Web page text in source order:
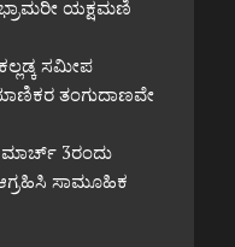
ಯಕ್ಷಮಣಿ
ಕಲ್ಲಡ್ಕ ಸಮೀಪ
ತಂಗುದಾಣವೇ
ಮಾರ್ಚ್ 3ರಂದು
ಸಾಮೂಹಿಕ